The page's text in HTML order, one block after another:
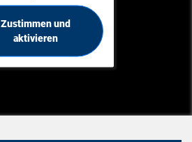
Zustimmen und
aktivieren